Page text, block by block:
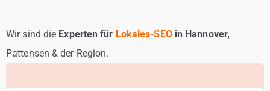
Wir sind die Experten für Lokales-SEOin Hannover,
Pattensen & der Region.